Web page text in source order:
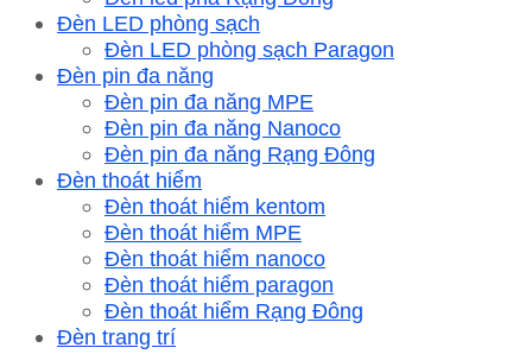
Đèn LED phòng sạch
Đèn LED phòng sạch Paragon
Đèn pin đa năng
Đèn pin đa năng MPE
Đèn pin đa năng Nanoco
Đèn pin đa năng Rạng Đông
Đèn thoát hiểm
Đèn thoát hiểm kentom
Đèn thoát hiểm MPE
Đèn thoát hiểm nanoco
Đèn thoát hiểm paragon
Đèn thoát hiểm Rạng Đông
Đèn trang trí